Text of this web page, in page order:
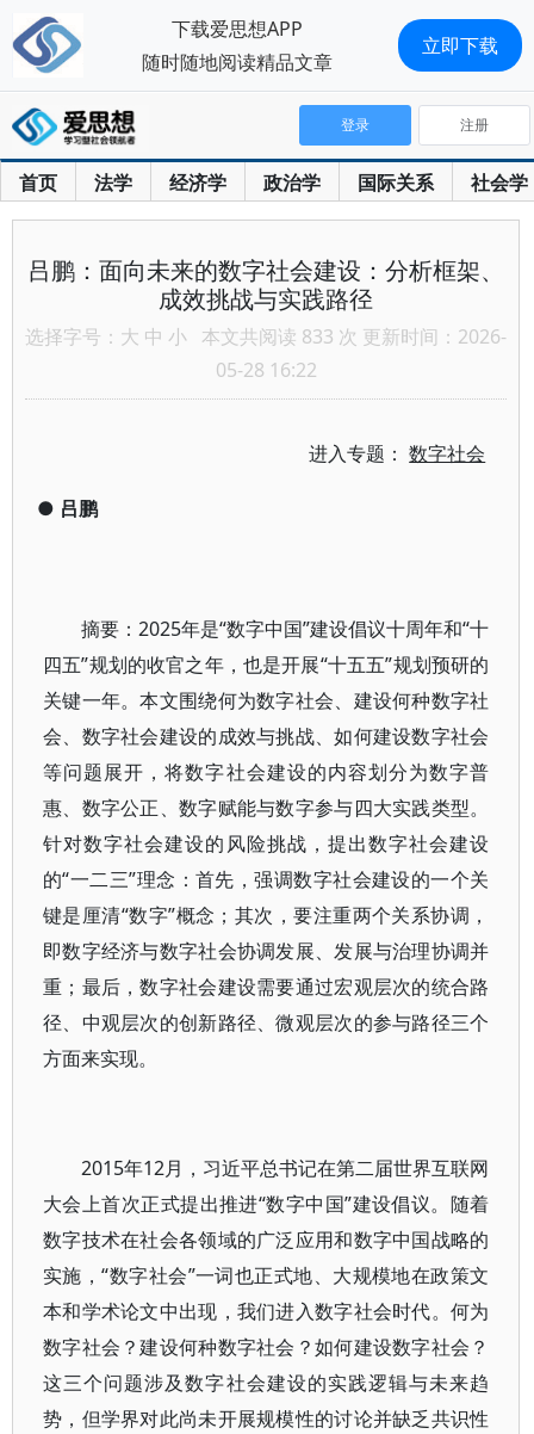
首页 法学 经济学 政治学 国际关系 社会学
登录 注册
吕鹏：面向未来的数字社会建设：分析框架、
成效挑战与实践路径
选择字号： 大 中 小 本文共阅读 833 次 更新时间：2026-
05-28 16:22
进入专题：数字社会
● 吕鹏
摘要：2025年是“数字中国”建设倡议十周年和“十
四五”规划的收官之年，也是开展“十五五”规划预研的
关键一年。本文围绕何为数字社会、建设何种数字社
会、数字社会建设的成效与挑战、如何建设数字社会
等问题展开，将数字社会建设的内容划分为数字普
惠、数字公正、数字赋能与数字参与四大实践类型。
针对数字社会建设的风险挑战，提出数字社会建设
的“一二三”理念：首先，强调数字社会建设的一个关
键是厘清“数字”概念；其次，要注重两个关系协调，
即数字经济与数字社会协调发展、发展与治理协调并
重；最后，数字社会建设需要通过宏观层次的统合路
径、中观层次的创新路径、微观层次的参与路径三个
方面来实现。
2015年12月，习近平总书记在第二届世界互联网
大会上首次正式提出推进“数字中国”建设倡议。随着
数字技术在社会各领域的广泛应用和数字中国战略的
实施，“数字社会”一词也正式地、大规模地在政策文
本和学术论文中出现，我们进入数字社会时代。何为
数字社会？建设何种数字社会？如何建设数字社会？
这三个问题涉及数字社会建设的实践逻辑与未来趋
势，但学界对此尚未开展规模性的讨论并缺乏共识性
下载爱思想APP
随时随地阅读精品文章
立即下载